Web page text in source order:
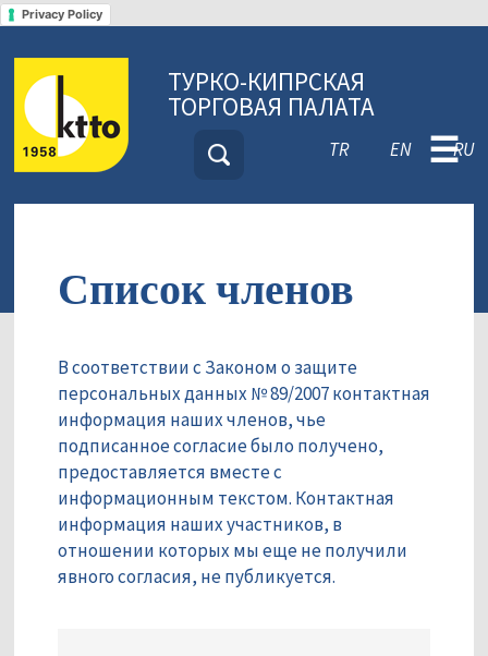
Privacy Policy
ТУРКО-КИПРСКАЯ
ТОРГОВАЯ ПАЛАТА
TR EN RU
☰
Список членов
В соответствии с Законом о защите
персональных данных № 89/2007 контактная
информация наших членов, чье
подписанное согласие было получено,
предоставляется вместе с
информационным текстом. Контактная
информация наших участников, в
отношении которых мы еще не получили
явного согласия, не публикуется.